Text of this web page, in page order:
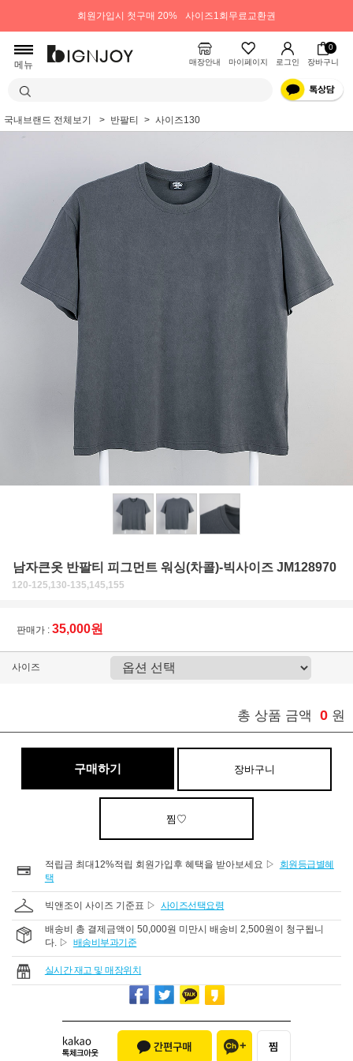
회원가입시 첫구매 20% 사이즈1회무료교환권
메뉴 매장안내 마이페이지 로그인
0
장바구니
국내브랜드 전체보기 반팔티 사이즈130
남자큰옷 반팔티 피그먼트 워싱(차콜)-빅사이즈 JM128970
120-125,130-135,145,155
판매가 : 35,000원
사이즈
총 상품 금액 0 원
구매하기 장바구니
찜♡
적립금 최대12%적립 회원가입후 혜택을 받아보세요 ▷
회원등급별혜
택
빅앤조이 사이즈 기준표 ▷ 사이즈선택요령
배송비 총 결제금액이 50,000원 미만시 배송비 2,500원이 청구됩니
다. ▷ 배송비부과기준
실시간 재고 및 매장위치